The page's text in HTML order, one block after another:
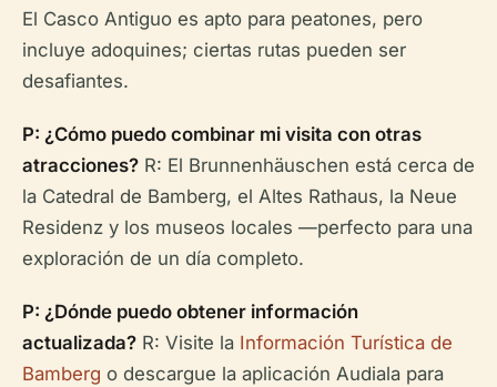
El Casco Antiguo es apto para peatones, pero
incluye adoquines; ciertas rutas pueden ser
desafiantes.
P: ¿Cómo puedo combinar mi visita con otras
atracciones? R: El Brunnenhäuschen está cerca de
la Catedral de Bamberg, el Altes Rathaus, la Neue
Residenz y los museos locales —perfecto para una
exploración de un día completo.
P: ¿Dónde puedo obtener información
actualizada? R: Visite la Información Turística de
Bamberg o descargue la aplicación Audiala para